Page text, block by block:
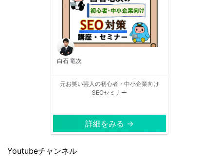
白石 竜次
元お笑い芸人の初心者・中小企業向け
SEOセミナー
詳細をみる →
Youtubeチャンネル